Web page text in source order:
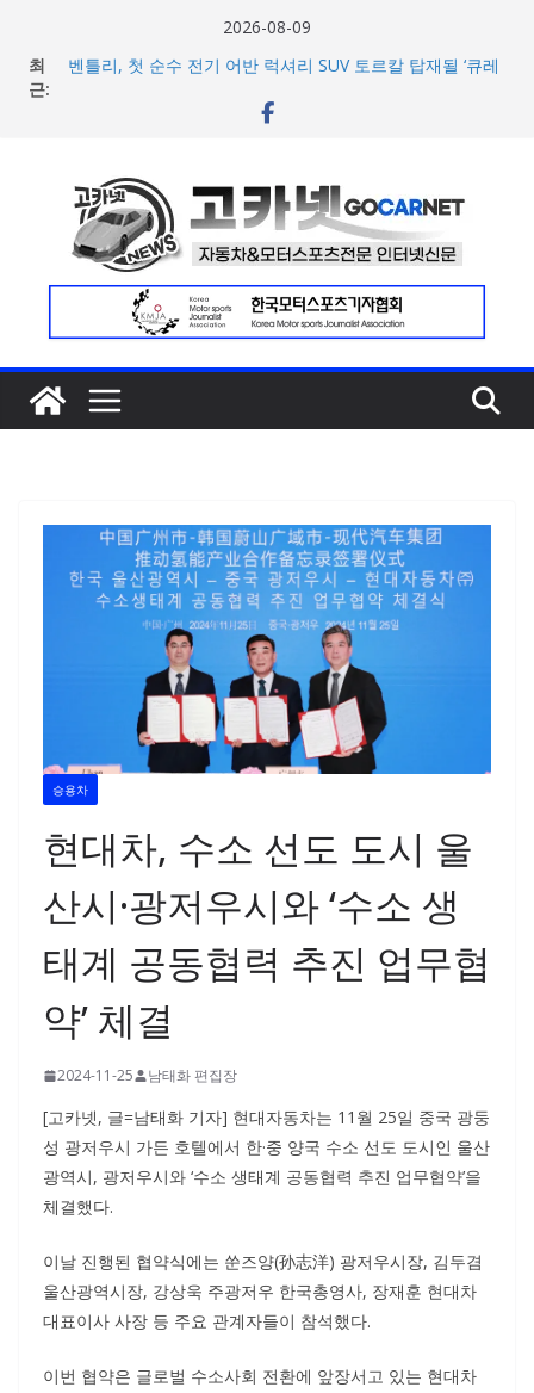
2026-08-09
최
근:
벤틀리, 첫 순수 전기 어반 럭셔리 SUV 토르칼 탑재될 ‘큐레
벤틀리서울, 광주 신세계백화점에서 호남지역 최초 브랜드
며 본격 대회 준비 돌입
현대차·기아, ‘2026 레드닷 어워드’에서 최우수상 2개·본상
15개 수상
[신차] BMW, 8월 온라인 한정 에디션 3종 출시… 11일
‘BMW 샵 온라인’ 판매 개시
승용차
현대차, 수소 선도 도시 울
산시·광저우시와 ‘수소 생
태계 공동협력 추진 업무협
약’ 체결
2024-11-25 남태화 편집장
[고카넷, 글=남태화 기자] 현대자동차는 11월 25일 중국 광둥
성 광저우시 가든 호텔에서 한·중 양국 수소 선도 도시인 울산
광역시, 광저우시와 ‘수소 생태계 공동협력 추진 업무협약’을
체결했다.
이날 진행된 협약식에는 쑨즈양(孙志洋) 광저우시장, 김두겸
울산광역시장, 강상욱 주광저우 한국총영사, 장재훈 현대차
대표이사 사장 등 주요 관계자들이 참석했다.
이번 협약은 글로벌 수소사회 전환에 앞장서고 있는 현대차